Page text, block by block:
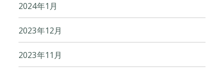
2024年1月
2023年12月
2023年11月